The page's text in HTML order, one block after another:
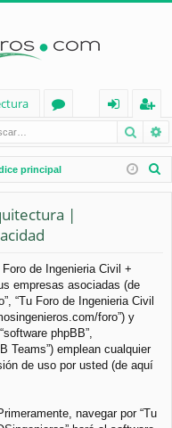
os
nt
ifi
e
eg
ist
ra
principal
|
de Ingenieria Civil +
empresas asociadas (de
“Tu Foro de Ingenieria Civil
foro”) y
phpBB”,
Teams”) emplean cualquier
de uso por usted (de aquí
navegar por “Tu